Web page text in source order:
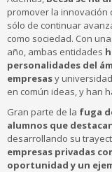
promover la innovación
sólo de continuar
como sociedad. Con
año, ambas entidades
personalidades del
empresasy
en común ideas, y han
Gran parte de la fuga
alumnos que
desarrollando su
empresas privadas
oportunidad y un